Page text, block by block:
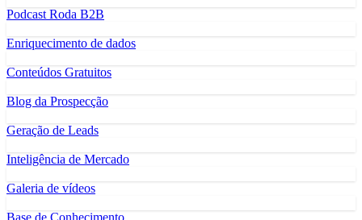
Podcast Roda B2B
Enriquecimento de dados
Conteúdos Gratuitos
Blog da Prospecção
Geração de Leads
Inteligência de Mercado
Galeria de vídeos
Base de Conhecimento